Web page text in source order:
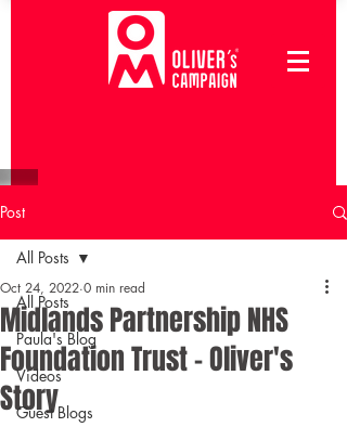
Post
All Posts
Paula's Blog
Videos
Guest Blogs
All Posts
Midlands Partnership NHS
Foundation Trust - Oliver's
Story
Oct 24, 2022 0 min read